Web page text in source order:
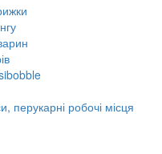
перукарні робочі місця